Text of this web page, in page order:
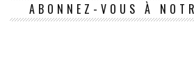
ABONNEZ-VOUS À